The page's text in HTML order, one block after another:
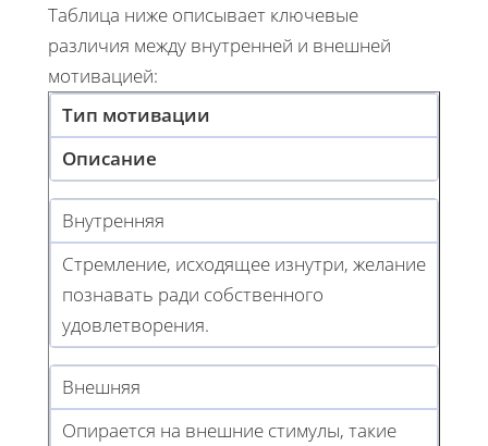
Таблица ниже описывает ключевые
различия между внутренней и внешней
мотивацией:
Тип мотивации
Описание
Внутренняя
Стремление, исходящее изнутри, желание
познавать ради собственного
удовлетворения.
Внешняя
Опирается на внешние стимулы, такие